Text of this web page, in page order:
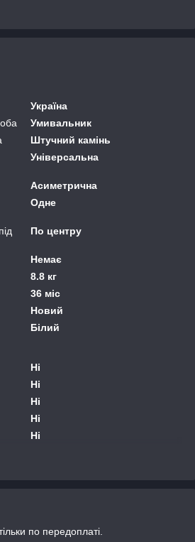
Україна
Умивальник
Штучний камінь
Універсальна
Асиметрична
Одне
По центру
Немає
8.8 кг
36 міс
Новий
Білий
Ні
Ні
Ні
Ні
Ні
по передоплаті.